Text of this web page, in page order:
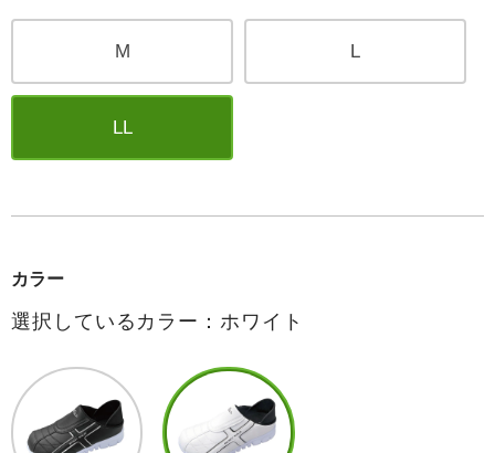
M L
LL
カラー
選択しているカラー：ホワイト